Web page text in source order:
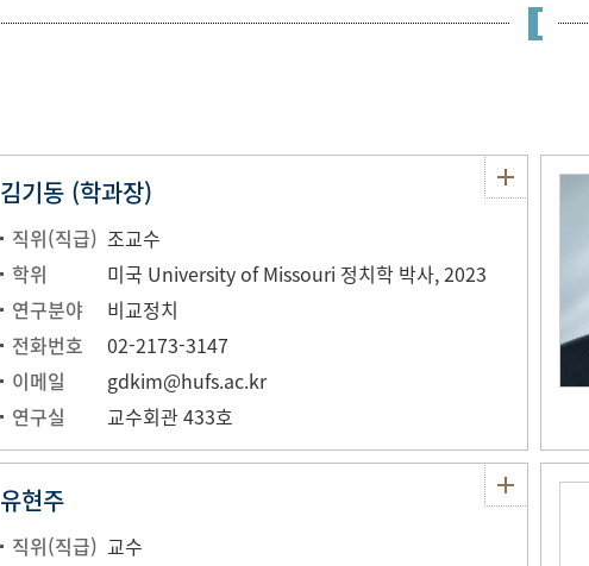
김기동 (학과장)
직위(직급) 조교수
학위
미국 University of Missouri 정치학 박사, 2023
연구분야
비교정치
전화번호
02-2173-3147
이메일
gdkim@hufs.ac.kr
연구실
교수회관 433호
유현주
직위(직급) 교수